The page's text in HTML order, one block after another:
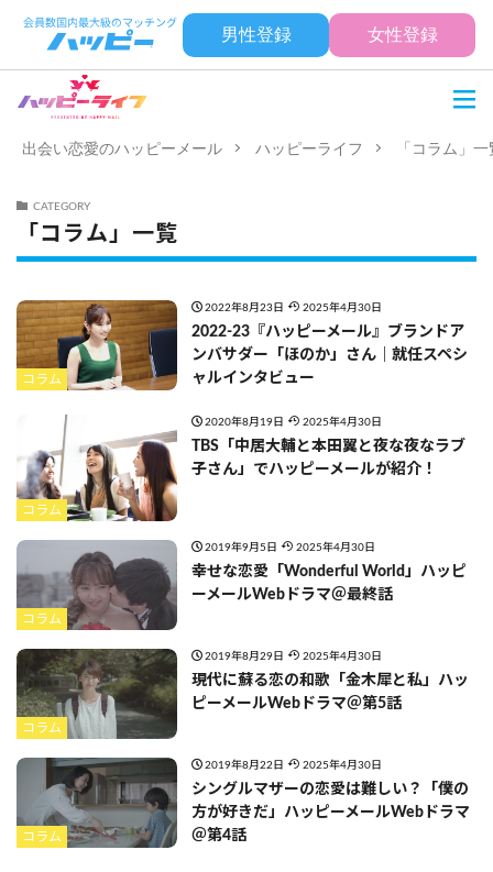
男性登録 女性登録
出会い恋愛のハッピーメール ハッピーライフ 「コラム」一
CATEGORY
「コラム」一覧
コラム
2022年8月23日 2025年4月30日
2022-23『ハッピーメール』ブランドア
ンバサダー「ほのか」さん｜就任スペシ
ャルインタビュー
コラム
2020年8月19日 2025年4月30日
TBS「中居大輔と本田翼と夜な夜なラブ
子さん」でハッピーメールが紹介！
コラム
2019年9月5日 2025年4月30日
幸せな恋愛「Wonderful World」ハッピ
ーメールWebドラマ＠最終話
コラム
2019年8月29日 2025年4月30日
現代に蘇る恋の和歌「金木犀と私」ハッ
ピーメールWebドラマ＠第5話
コラム
2019年8月22日 2025年4月30日
シングルマザーの恋愛は難しい？「僕の
方が好きだ」ハッピーメールWebドラマ
＠第4話